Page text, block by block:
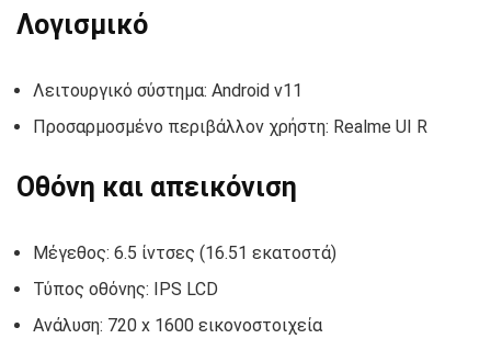
Λογισμικό
Λειτουργικό σύστημα: Android v11
Προσαρμοσμένο περιβάλλον χρήστη: Realme UI R
Οθόνη και απεικόνιση
Μέγεθος: 6.5 ίντσες (16.51 εκατοστά)
Τύπος οθόνης: IPS LCD
Ανάλυση: 720 x 1600 εικονοστοιχεία